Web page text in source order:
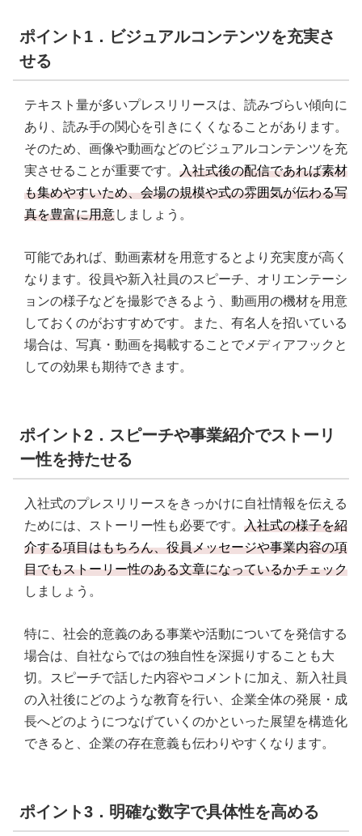
ポイント1．ビジュアルコンテンツを充実さ
せる
テキスト量が多いプレスリリースは、読みづらい傾向に
あり、読み手の関心を引きにくくなることがあります。
そのため、画像や動画などのビジュアルコンテンツを充
実させることが重要です。 入社式後の配信であれば素材
も集めやすいため、会場の規模や式の雰囲気が伝わる写
真を豊富に用意しましょう。
可能であれば、動画素材を用意するとより充実度が高く
なります。役員や新入社員のスピーチ、オリエンテーシ
ョンの様子などを撮影できるよう、動画用の機材を用意
しておくのがおすすめです。また、有名人を招いている
場合は、写真・動画を掲載することでメディアフックと
しての効果も期待できます。
ポイント2．スピーチや事業紹介でストーリ
ー性を持たせる
入社式のプレスリリースをきっかけに自社情報を伝える
ためには、ストーリー性も必要です。 入社式の様子を紹
介する項目はもちろん、役員メッセージや事業内容の項
目でもストーリー性のある文章になっているかチェック
しましょう。
特に、社会的意義のある事業や活動についてを発信する
場合は、自社ならではの独自性を深掘りすることも大
切。スピーチで話した内容やコメントに加え、新入社員
の入社後にどのような教育を行い、企業全体の発展・成
長へどのようにつなげていくのかといった展望を構造化
できると、企業の存在意義も伝わりやすくなります。
ポイント3．明確な数字で具体性を高める